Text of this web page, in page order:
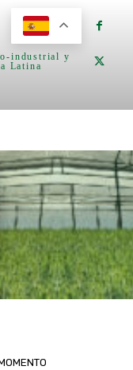
industrial y
Latina